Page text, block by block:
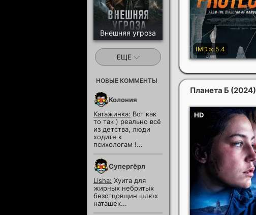
Планета Б (2024)
Внешняя угроза
ЕЩЕ
НОВЫЕ КОММЕНТЫ
Колония
Катажинка: Вот как
то так ) реально всё
из детства, люди
ходите к
психологам !...
Супергёрл
Lisha: Хуита для
жирных небритых
безотцовщин шлюх
наташек...